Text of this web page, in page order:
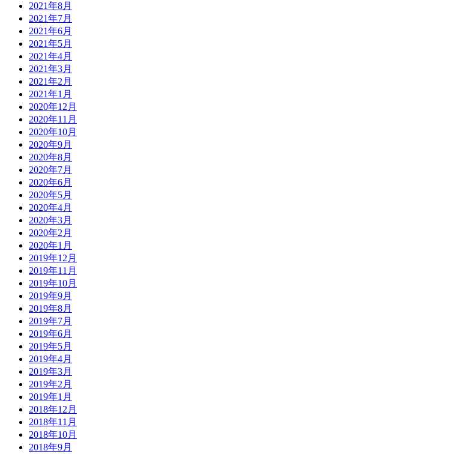
2021年8月
2021年7月
2021年6月
2021年5月
2021年4月
2021年3月
2021年2月
2021年1月
2020年12月
2020年11月
2020年10月
2020年9月
2020年8月
2020年7月
2020年6月
2020年5月
2020年4月
2020年3月
2020年2月
2020年1月
2019年12月
2019年11月
2019年10月
2019年9月
2019年8月
2019年7月
2019年6月
2019年5月
2019年4月
2019年3月
2019年2月
2019年1月
2018年12月
2018年11月
2018年10月
2018年9月